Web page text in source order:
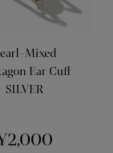
Mixed
Ear Cuff
SILVER